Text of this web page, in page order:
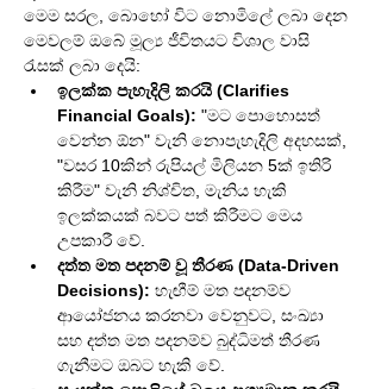
මෙම සරල, බොහෝ විට නොමිලේ ලබා දෙන
මෙවලම් ඔබේ මූල්‍ය ජීවිතයට විශාල වාසි
රැසක් ලබා දෙයි:
ඉලක්ක පැහැදිලි කරයි (Clarifies
Financial Goals): "මට පොහොසත්
වෙන්න ඕන" වැනි නොපැහැදිලි අදහසක්,
"වසර 10කින් රුපියල් මිලියන 5ක් ඉතිරි
කිරීම" වැනි නිශ්චිත, මැනිය හැකි
ඉලක්කයක් බවට පත් කිරීමට මෙය
උපකාරී වේ.
දත්ත මත පදනම් වූ තීරණ (Data-Driven
Decisions): හැඟීම් මත පදනම්ව
ආයෝජනය කරනවා වෙනුවට, සංඛ්‍යා
සහ දත්ත මත පදනම්ව බුද්ධිමත් තීරණ
ගැනීමට ඔබට හැකි වේ.